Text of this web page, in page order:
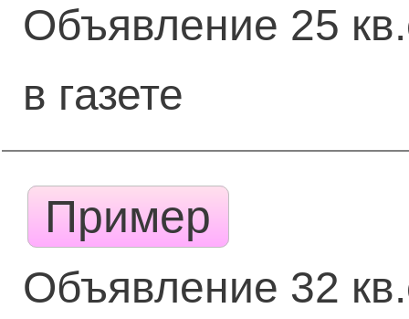
Объявление 25
в газете
Пример
Объявление 32